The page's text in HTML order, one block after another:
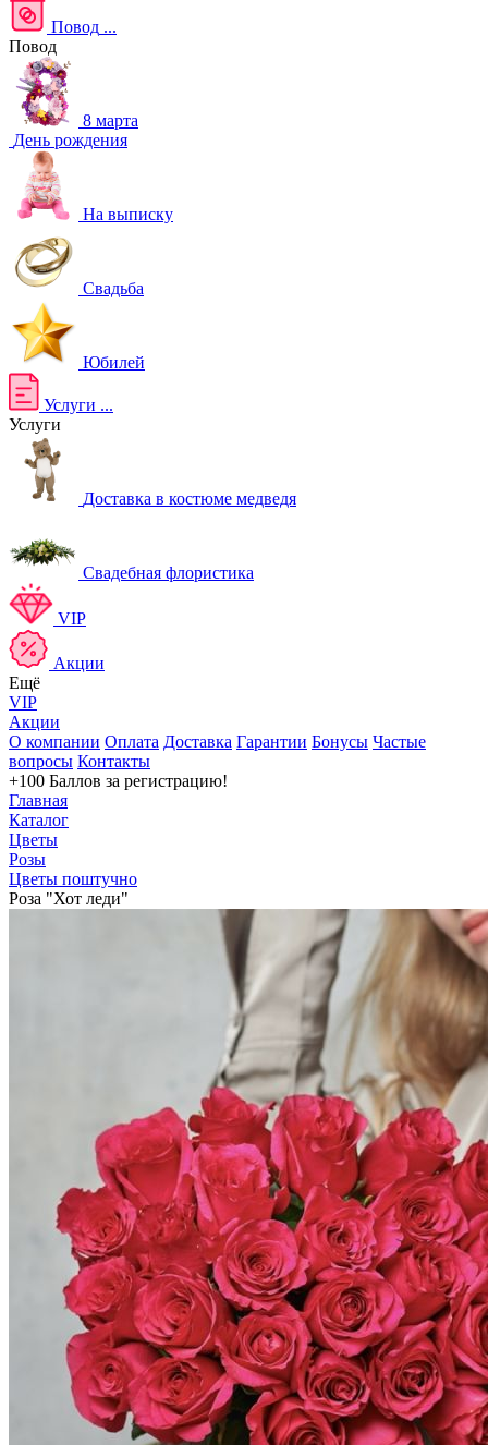
Повод ...
Повод
8 марта
День рождения
На выписку
Свадьба
Юбилей
Услуги ...
Услуги
Доставка в костюме медведя
Свадебная флористика
VIP
Акции
Ещё
VIP
Акции
О компании Оплата Доставка Гарантии Бонусы Частые
вопросы Контакты
+100 Баллов за регистрацию!
Главная
Каталог
Цветы
Розы
Цветы поштучно
Роза "Хот леди"